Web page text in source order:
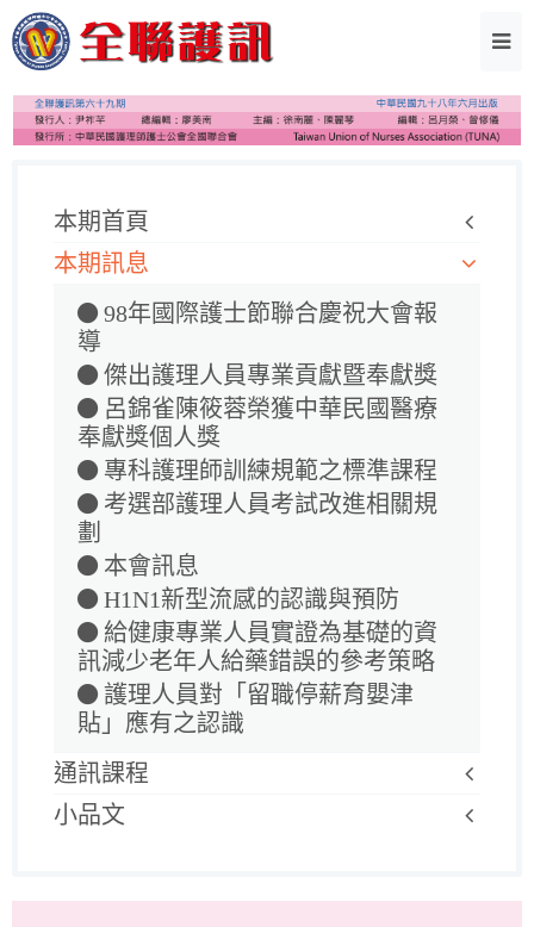
本期首頁
本期訊息
98年國際護士節聯合慶祝大會報
導
傑出護理人員專業貢獻暨奉獻獎
呂錦雀陳筱蓉榮獲中華民國醫療
奉獻獎個人獎
專科護理師訓練規範之標準課程
考選部護理人員考試改進相關規
劃
本會訊息
H1N1新型流感的認識與預防
給健康專業人員實證為基礎的資
訊減少老年人給藥錯誤的參考策略
護理人員對「留職停薪育嬰津
貼」應有之認識
通訊課程
小品文